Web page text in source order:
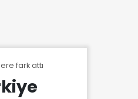
fark attı